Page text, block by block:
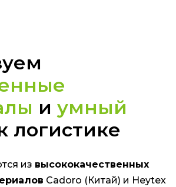
и умный
логистике
из высококачественных
Cadoro (Китай) и Heytex